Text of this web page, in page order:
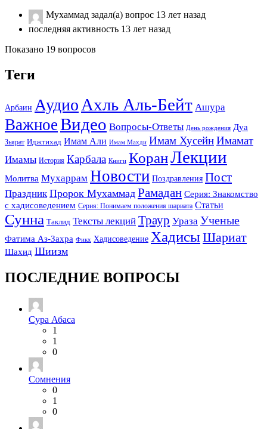
Мухаммад задал(а) вопрос 13 лет назад
последняя активность 13 лет назад
Показано 19 вопросов
Теги
Арбаин Аудио Ахль Аль-Бейт Ашура
ВажноеВидео Вопросы-Ответы День рождения Дуа
Зьярат Иджтихад Имам Али Имам Махди Имам ХусейнИмамат
Имамы История Карбала Книги КоранЛекции
Молитва Мухаррам Новости Поздравления Пост
Праздник Пророк Мухаммад Рамадан Серия: Знакомство
с хадисоведением Серия: Понимаем положения шариата Статьи
Сунна Таклид Тексты лекций Траур Ураза Ученые
Фатима Аз-Захра Фикх Хадисоведение ХадисыШариат
Шахид Шиизм
ПОСЛЕДНИЕ ВОПРОСЫ
Сура Абаса
1
1
0
Сомнения
0
1
0